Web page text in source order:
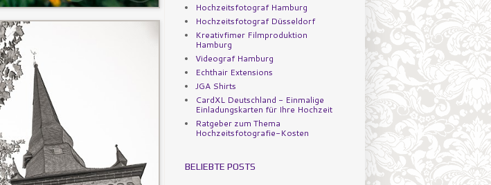
Hochzeitsfotograf Hamburg
Hochzeitsfotograf Düsseldorf
Kreativfimer Filmproduktion
Hamburg
Videograf Hamburg
Echthair Extensions
JGA Shirts
CardXL Deutschland - Einmalige
Einladungskarten für Ihre Hochzeit
Ratgeber zum Thema
Hochzeitsfotografie-Kosten
BELIEBTE POSTS